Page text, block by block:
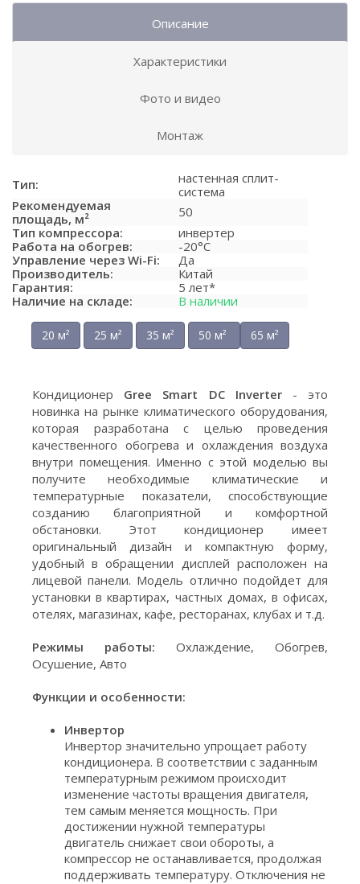
Описание
Характеристики
Фото и видео
Монтаж
Тип:
настенная сплит-
система
Рекомендуемая
площадь, м²
50
Тип компрессора:
инвертер
Работа на обогрев:
-20°C
Управление через Wi-Fi:
Да
Производитель:
Китай
Гарантия:
5 лет*
Наличие на складе:
В наличии
20 м² 25 м² 35 м² 50 м² 65 м²
Кондиционер Gree Smart DC Inverter- это
новинка на рынке климатического оборудования,
которая разработана с целью проведения
качественного обогрева и охлаждения воздуха
внутри помещения. Именно с этой моделью вы
получите необходимые климатические и
температурные показатели, способствующие
созданию благоприятной и комфортной
обстановки. Этот кондиционер имеет
оригинальный дизайн и компактную форму,
удобный в обращении дисплей расположен на
лицевой панели. Модель отлично подойдет для
установки в квартирах, частных домах, в офисах,
отелях, магазинах, кафе, ресторанах, клубах и т.д.
Режимы работы: Охлаждение, Обогрев,
Осушение, Авто
Функции и особенности:
Инвертор
Инвертор значительно упрощает работу
кондиционера. В соответствии с заданным
температурным режимом происходит
изменение частоты вращения двигателя,
тем самым меняется мощность. При
достижении нужной температуры
двигатель снижает свои обороты, а
компрессор не останавливается, продолжая
поддерживать температуру. Отключения не